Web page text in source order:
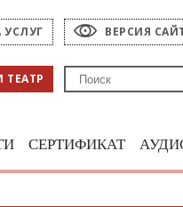
УСЛУГ ВЕРСИЯ
СЕРТИФИКАТ